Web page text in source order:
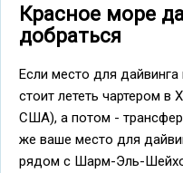
Красное море
добраться
Если место для
стоит лететь чартером в
США), а потом -
же ваше место для
рядом с Шарм-Эль-